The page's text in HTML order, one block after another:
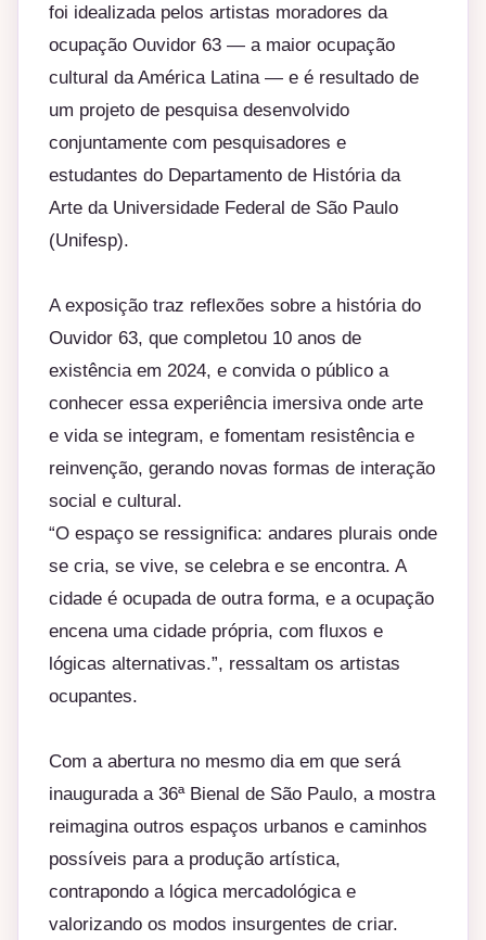
foi idealizada pelos artistas moradores da
ocupação Ouvidor 63 — a maior ocupação
cultural da América Latina — e é resultado de
um projeto de pesquisa desenvolvido
conjuntamente com pesquisadores e
estudantes do Departamento de História da
Arte da Universidade Federal de São Paulo
(Unifesp).
A exposição traz reflexões sobre a história do
Ouvidor 63, que completou 10 anos de
existência em 2024, e convida o público a
conhecer essa experiência imersiva onde arte
e vida se integram, e fomentam resistência e
reinvenção, gerando novas formas de interação
social e cultural.
“O espaço se ressignifica: andares plurais onde
se cria, se vive, se celebra e se encontra. A
cidade é ocupada de outra forma, e a ocupação
encena uma cidade própria, com fluxos e
lógicas alternativas.”, ressaltam os artistas
ocupantes.
Com a abertura no mesmo dia em que será
inaugurada a 36ª Bienal de São Paulo, a mostra
reimagina outros espaços urbanos e caminhos
possíveis para a produção artística,
contrapondo a lógica mercadológica e
valorizando os modos insurgentes de criar.